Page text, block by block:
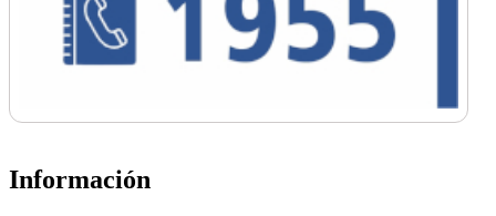
Información